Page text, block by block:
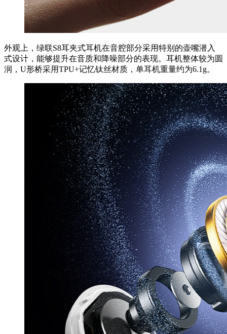
外观上，绿联S8耳夹式耳机在音腔部分采用特别的壶嘴潜入
式设计，能够提升在音质和降噪部分的表现。耳机整体较为圆
润，U形桥采用TPU+记忆钛丝材质，单耳机重量约为6.1g。